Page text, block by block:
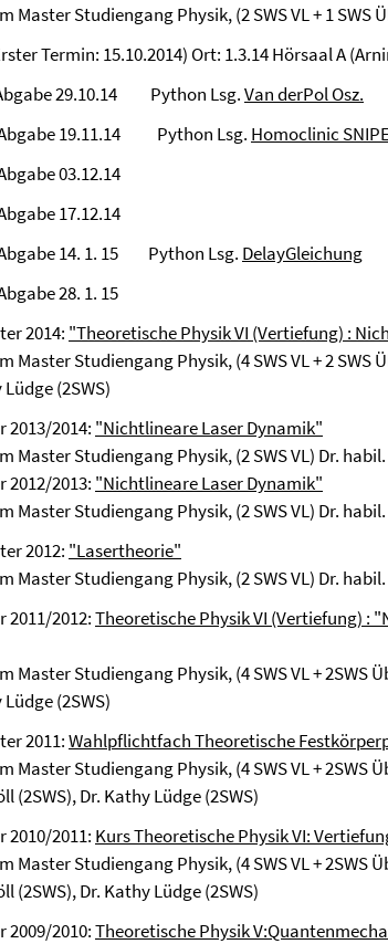
Master Studiengang Physik, (2 SWS VL + 1 SWS
Termin: 15.10.2014) Ort: 1.3.14 Hörsaal A
29.10.14 Python Lsg.Van derPol Osz.
19.11.14 Python Lsg. Homoclinic
03.12.14
17.12.14
14. 1. 15 Python Lsg. DelayGleichung
28. 1. 15
2014: "Theoretische Physik VI (Vertiefung) :
Master Studiengang Physik, (4 SWS VL + 2 SWS
(2SWS)
2013/2014: "Nichtlineare Laser Dynamik"
Master Studiengang Physik, (2 SWS VL) Dr.
2012/2013: "Nichtlineare Laser Dynamik"
Master Studiengang Physik, (2 SWS VL) Dr.
2012: "Lasertheorie"
Master Studiengang Physik, (2 SWS VL) Dr.
2011/2012:Theoretische Physik VI (Vertiefung) :
Master Studiengang Physik, (4 SWS VL + 2SWS
(2SWS)
2011:Wahlpflichtfach Theoretische
Master Studiengang Physik, (4 SWS VL + 2SWS
(2SWS), Dr. Kathy Lüdge (2SWS)
2010/2011: Kurs Theoretische Physik VI:
Master Studiengang Physik, (4 SWS VL + 2SWS
(2SWS), Dr. Kathy Lüdge (2SWS)
2009/2010:Theoretische Physik